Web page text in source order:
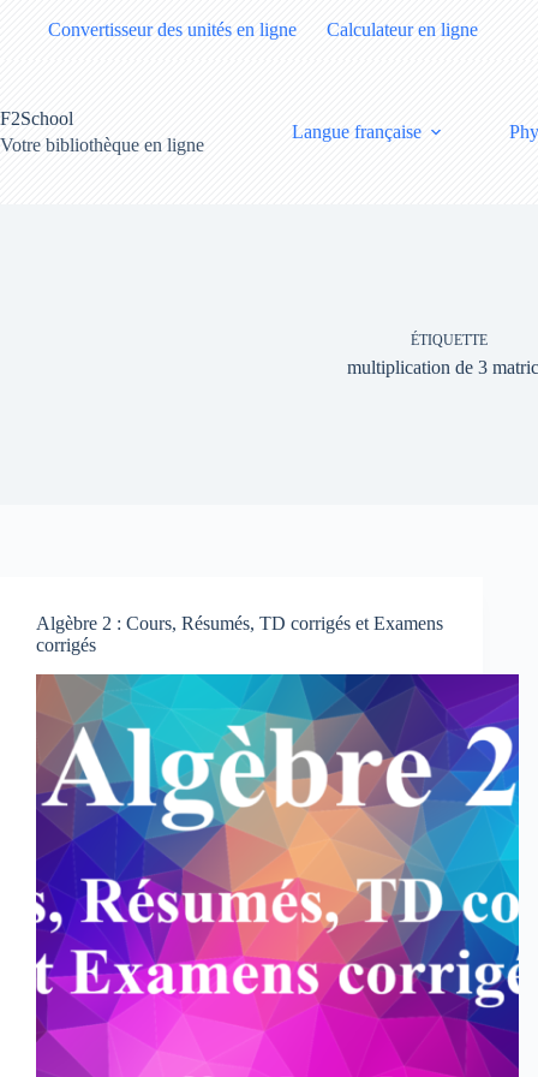
Convertisseur des unités en ligne Calculateur en ligne
F2School
Votre bibliothèque en ligne
Langue française
ÉTIQUETTE
multiplication de 3
Algèbre 2 : Cours, Résumés, TD corrigés et Examens
corrigés